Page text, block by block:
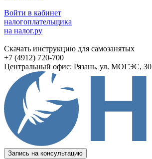
Войти в кабинет
налогоплательщика
на налог.ру
Скачать инструкцию для самозанятых
+7 (4912) 720-700
Центральный офис: Рязань, ул. МОГЭС, 30
Запись на консультацию